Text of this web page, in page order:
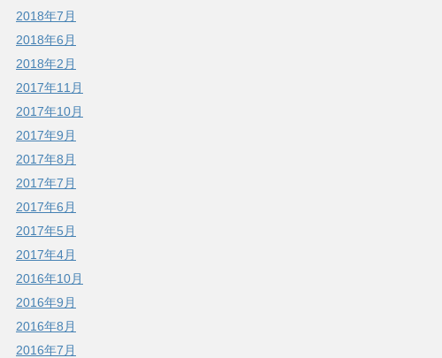
2018年7月
2018年6月
2018年2月
2017年11月
2017年10月
2017年9月
2017年8月
2017年7月
2017年6月
2017年5月
2017年4月
2016年10月
2016年9月
2016年8月
2016年7月